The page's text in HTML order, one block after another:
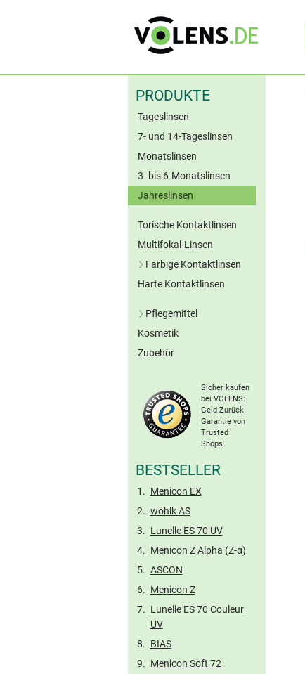
PRODUKTE
Tageslinsen
7- und 14-Tageslinsen
Monatslinsen
3- bis 6-Monatslinsen
Jahreslinsen
Torische Kontaktlinsen
Multifokal-Linsen
Farbige Kontaktlinsen
Blaue Kontaktlinsen
Graue Kontaktlinsen
Torische Farblinsen
Harte Kontaktlinsen
Pflegemittel
All-in-One-Lösungen
Peroxid-Systeme
Kochsalzlösungen
Benetzungstropfen
Hartlinsen-Pflege
Kosmetik
Zubehör
Sicher kaufen
bei VOLENS:
Geld-Zurück-
Garantie von
Trusted
Shops
BESTSELLER
Menicon EX
wöhlk AS
Lunelle ES 70 UV
Menicon Z Alpha (Z-α)
ASCON
Menicon Z
Lunelle ES 70 Couleur
UV
BIAS
Menicon Soft 72